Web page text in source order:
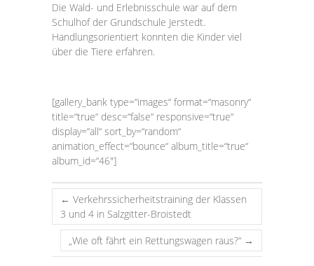
Die Wald- und Erlebnisschule war auf dem
Schulhof der Grundschule Jerstedt.
Handlungsorientiert konnten die Kinder viel
über die Tiere erfahren.
[gallery_bank type=“images“ format=“masonry“
title=“true“ desc=“false“ responsive=“true“
display=“all“ sort_by=“random“
animation_effect=“bounce“ album_title=“true“
album_id=“46″]
← Verkehrssicherheitstraining der Klassen
3 und 4 in Salzgitter-Broistedt
„Wie oft fährt ein Rettungswagen raus?“ →